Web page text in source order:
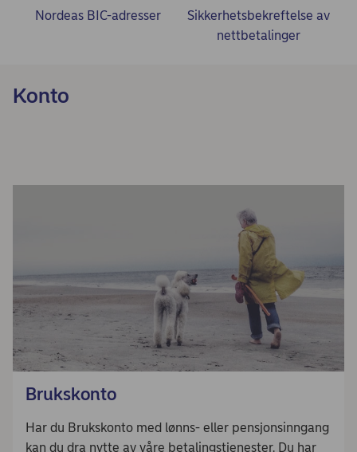
Nordeas BIC-adresser
Sikkerhetsbekreftelse av
nettbetalinger
Konto
Brukskonto
Har du Brukskonto med lønns- eller pensjonsinngang
kan du dra nytte av våre betalingstjenester. Du har